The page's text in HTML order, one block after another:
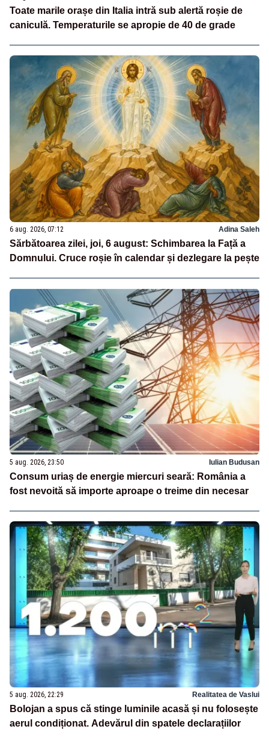
Toate marile orașe din Italia intră sub alertă roșie de
caniculă. Temperaturile se apropie de 40 de grade
6 aug. 2026, 07:12 Adina Saleh
Sărbătoarea zilei, joi, 6 august: Schimbarea la Față a
Domnului. Cruce roșie în calendar și dezlegare la pește
5 aug. 2026, 23:50 Iulian Budusan
Consum uriaș de energie miercuri seară: România a
fost nevoită să importe aproape o treime din necesar
5 aug. 2026, 22:29 Realitatea de Vaslui
Bolojan a spus că stinge luminile acasă și nu folosește
aerul condiționat. Adevărul din spatele declarațiilor